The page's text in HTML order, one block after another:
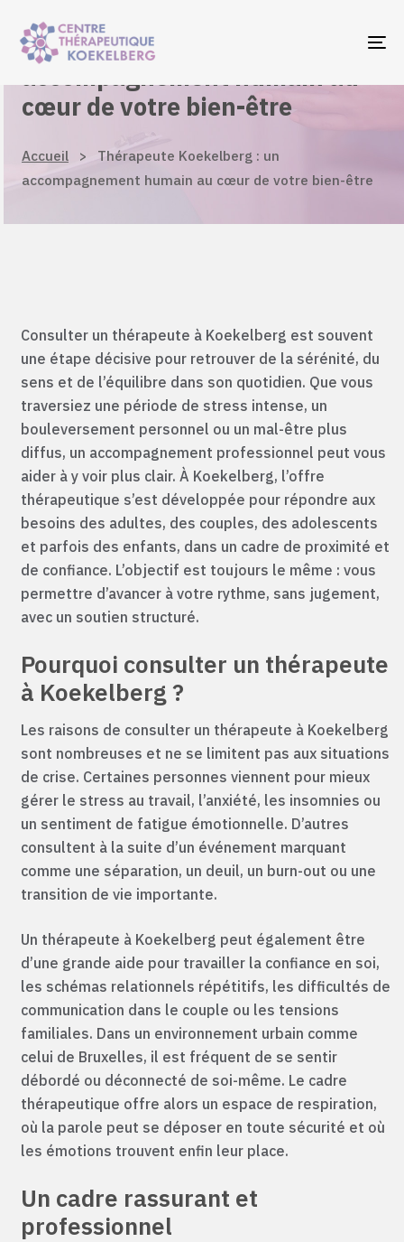
links
primary
navigation
Skip
content
Thérapeute Koekelberg : un
accompagnement humain au
cœur de votre bien-être
Accueil >
Thérapeute Koekelberg : un
accompagnement humain au cœur de votre bien-être
Consulter un thérapeute à Koekelberg est souvent
une étape décisive pour retrouver de la sérénité, du
sens et de l’équilibre dans son quotidien. Que vous
traversiez une période de stress intense, un
bouleversement personnel ou un mal-être plus
diffus, un accompagnement professionnel peut vous
aider à y voir plus clair. À Koekelberg, l’offre
thérapeutique s’est développée pour répondre aux
besoins des adultes, des couples, des adolescents
et parfois des enfants, dans un cadre de proximité et
de confiance. L’objectif est toujours le même : vous
permettre d’avancer à votre rythme, sans jugement,
avec un soutien structuré.
Pourquoi consulter un thérapeute
à Koekelberg ?
Les raisons de consulter un thérapeute à Koekelberg
sont nombreuses et ne se limitent pas aux situations
de crise. Certaines personnes viennent pour mieux
gérer le stress au travail, l’anxiété, les insomnies ou
un sentiment de fatigue émotionnelle. D’autres
consultent à la suite d’un événement marquant
comme une séparation, un deuil, un burn-out ou une
transition de vie importante.
Un thérapeute à Koekelberg peut également être
d’une grande aide pour travailler la confiance en soi,
les schémas relationnels répétitifs, les difficultés de
communication dans le couple ou les tensions
familiales. Dans un environnement urbain comme
celui de Bruxelles, il est fréquent de se sentir
débordé ou déconnecté de soi-même. Le cadre
thérapeutique offre alors un espace de respiration,
où la parole peut se déposer en toute sécurité et où
les émotions trouvent enfin leur place.
Un cadre rassurant et
professionnel